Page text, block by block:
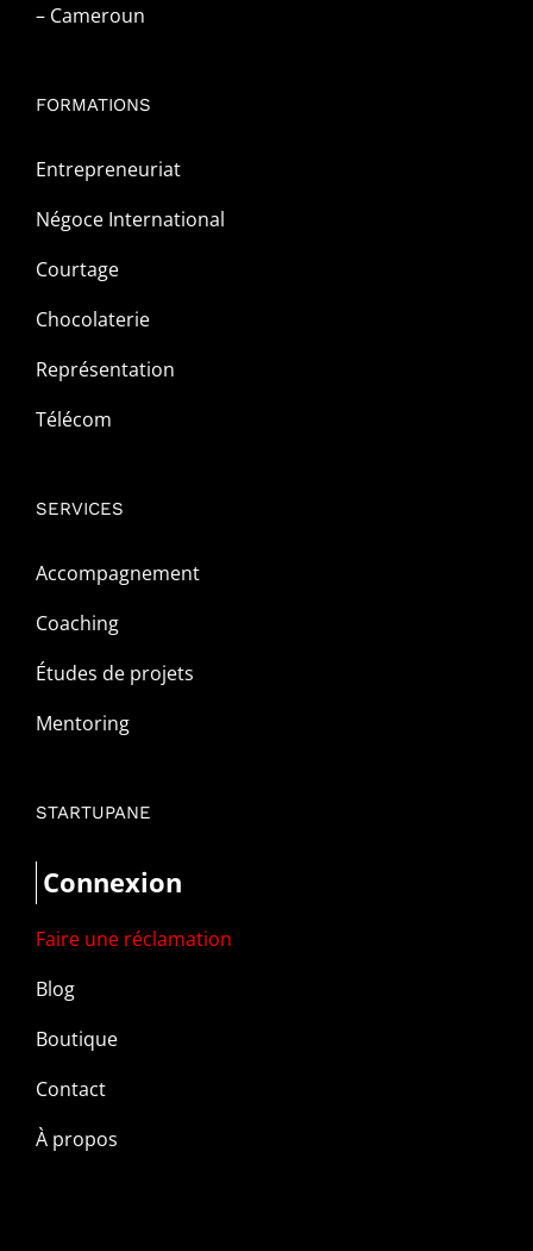
– Cameroun
FORMATIONS
Entrepreneuriat
Négoce International
Courtage
Chocolaterie
Représentation
Télécom
SERVICES
Accompagnement
Coaching
Études de projets
Mentoring
STARTUPANE
Connexion
Faire une réclamation
Blog
Boutique
Contact
À propos